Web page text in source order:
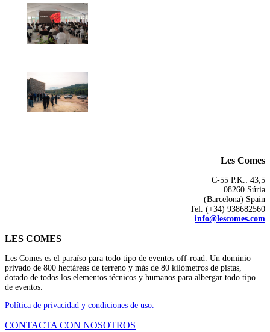
Les Comes
C-55 P.K.: 43,5
08260 Súria
(Barcelona) Spain
Tel. (+34) 938682560
info@lescomes.com
LES COMES
Les Comes es el paraíso para todo tipo de eventos off-road. Un dominio
privado de 800 hectáreas de terreno y más de 80 kilómetros de pistas,
dotado de todos los elementos técnicos y humanos para albergar todo tipo
de eventos.
Política de privacidad y condiciones de uso.
CONTACTA CON NOSOTROS